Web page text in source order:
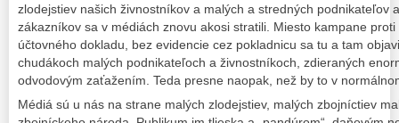
zlodejstiev našich živnostníkov a malých a stredných podnikateľov
zákazníkov sa v médiách znovu akosi stratili. Miesto kampane
účtovného dokladu, bez evidencie cez pokladnicu sa tu a tam
chudákoch malých podnikateľoch a živnostníkoch, zdieraných
odvodovým zaťažením. Teda presne naopak, než by to v
Médiá sú u nás na strane malých zlodejstiev, malých zbojníctiev